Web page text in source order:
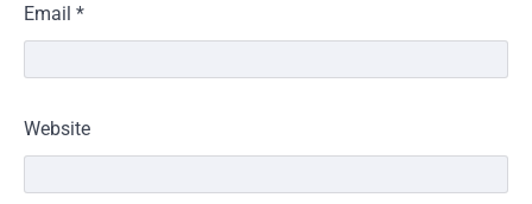
Email *
Website